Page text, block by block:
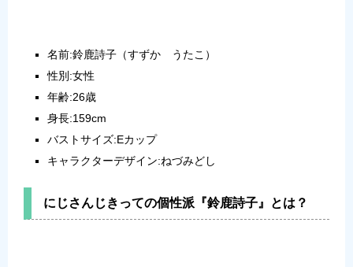
名前:鈴鹿詩子（すずか うたこ）
性別:女性
年齢:26歳
身長:159cm
バストサイズ:Eカップ
キャラクターデザイン:ねづみどし
にじさんじきっての個性派『鈴鹿詩子』とは？